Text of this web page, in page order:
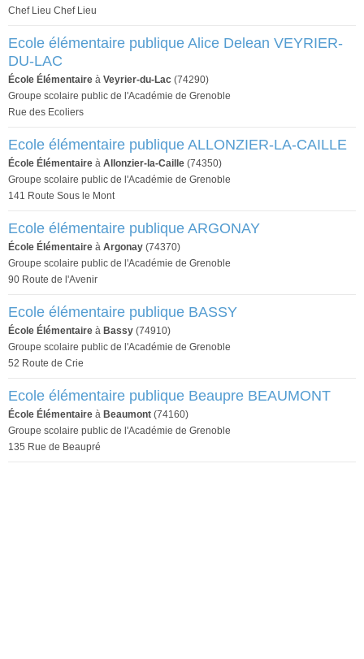
Chef Lieu Chef Lieu
Ecole élémentaire publique Alice Delean VEYRIER-
DU-LAC
École Élémentaire à Veyrier-du-Lac (74290)
Groupe scolaire public de l'Académie de Grenoble
Rue des Ecoliers
Ecole élémentaire publique ALLONZIER-LA-CAILLE
École Élémentaire à Allonzier-la-Caille (74350)
Groupe scolaire public de l'Académie de Grenoble
141 Route Sous le Mont
Ecole élémentaire publique ARGONAY
École Élémentaire à Argonay (74370)
Groupe scolaire public de l'Académie de Grenoble
90 Route de l'Avenir
Ecole élémentaire publique BASSY
École Élémentaire à Bassy (74910)
Groupe scolaire public de l'Académie de Grenoble
52 Route de Crie
Ecole élémentaire publique Beaupre BEAUMONT
École Élémentaire à Beaumont (74160)
Groupe scolaire public de l'Académie de Grenoble
135 Rue de Beaupré